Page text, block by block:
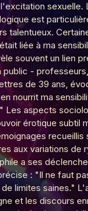
2 Domination
2 Le plan à 3
2 Le fantasme de
2 L'amour en public
est
talentueux.
liée à ma
souvent un lien
-
de 39 ans,
nourrit ma
aspects
érotique subtil
aux variations
a ses
: "Il ne faut
limites saines."
et les discours